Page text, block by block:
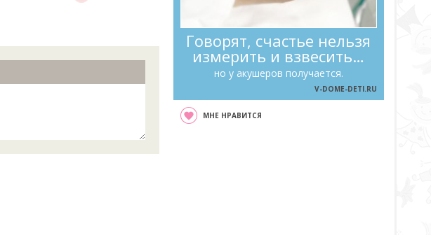
Говорят, счастье нельзя
измерить и взвесить…
но у акушеров получается.
V-DOME-DETI.RU
МНЕ НРАВИТСЯ